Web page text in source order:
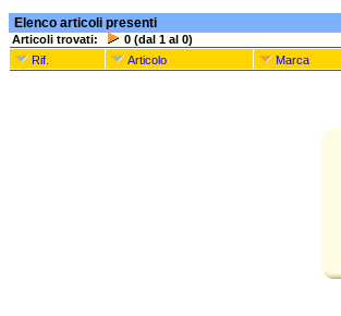
Elenco articoli presenti
Articoli trovati:
0 (dal 1 al 0)
Rif.
Articolo Marca